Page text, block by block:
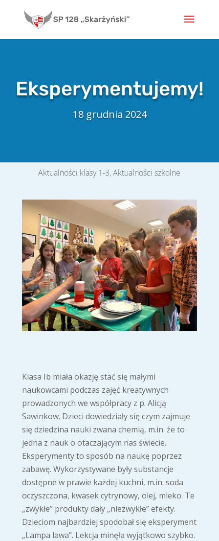
content
Eksperymentujemy!
18 grudnia 2024
Aktualności klasy 1-3,Aktualności szkolne
Klasa Ib miała okazję stać się małymi
naukowcami podczas zajęć kreatywnych
prowadzonych we współpracy z p. Alicją
Sawinkow. Dzieci dowiedziały się czym zajmuje
się dziedzina nauki zwana chemią, m.in. że to
jedna z nauk o otaczającym nas świecie.
Eksperymenty to sposób na naukę poprzez
zabawę. Wykorzystywane były substancje
dostępne w prawie każdej kuchni, m.in. soda
oczyszczona, kwasek cytrynowy, olej, mleko. Te
„zwykłe” produkty dały „niezwykłe” efekty.
Dzieciom najbardziej spodobał się eksperyment
„Lampa lawa”. Lekcja minęła wyjątkowo szybko.